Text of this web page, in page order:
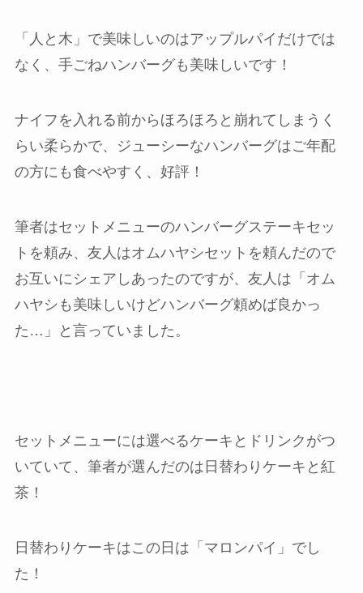
「人と木」で美味しいのはアップルパイだけでは
なく、手ごねハンバーグも美味しいです！
ナイフを入れる前からほろほろと崩れてしまうく
らい柔らかで、ジューシーなハンバーグはご年配
の方にも食べやすく、好評！
筆者はセットメニューのハンバーグステーキセッ
トを頼み、友人はオムハヤシセットを頼んだので
お互いにシェアしあったのですが、友人は「オム
ハヤシも美味しいけどハンバーグ頼めば良かっ
た…」と言っていました。
セットメニューには選べるケーキとドリンクがつ
いていて、筆者が選んだのは日替わりケーキと紅
茶！
日替わりケーキはこの日は「マロンパイ」でし
た！